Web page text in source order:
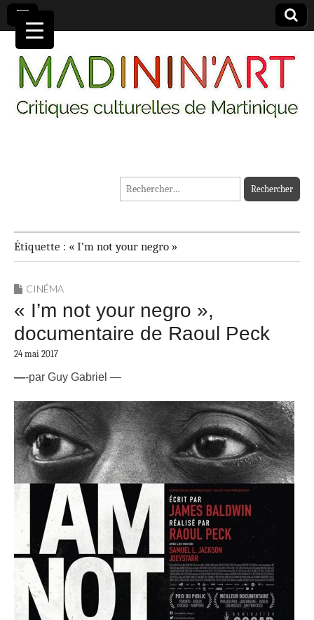
MADININ'ART
Rechercher :
Étiquette : « I’m not your negro »
CINÉMA
« I’m not your negro »,
documentaire de Raoul Peck
24 mai 2017
—-par Guy Gabriel —